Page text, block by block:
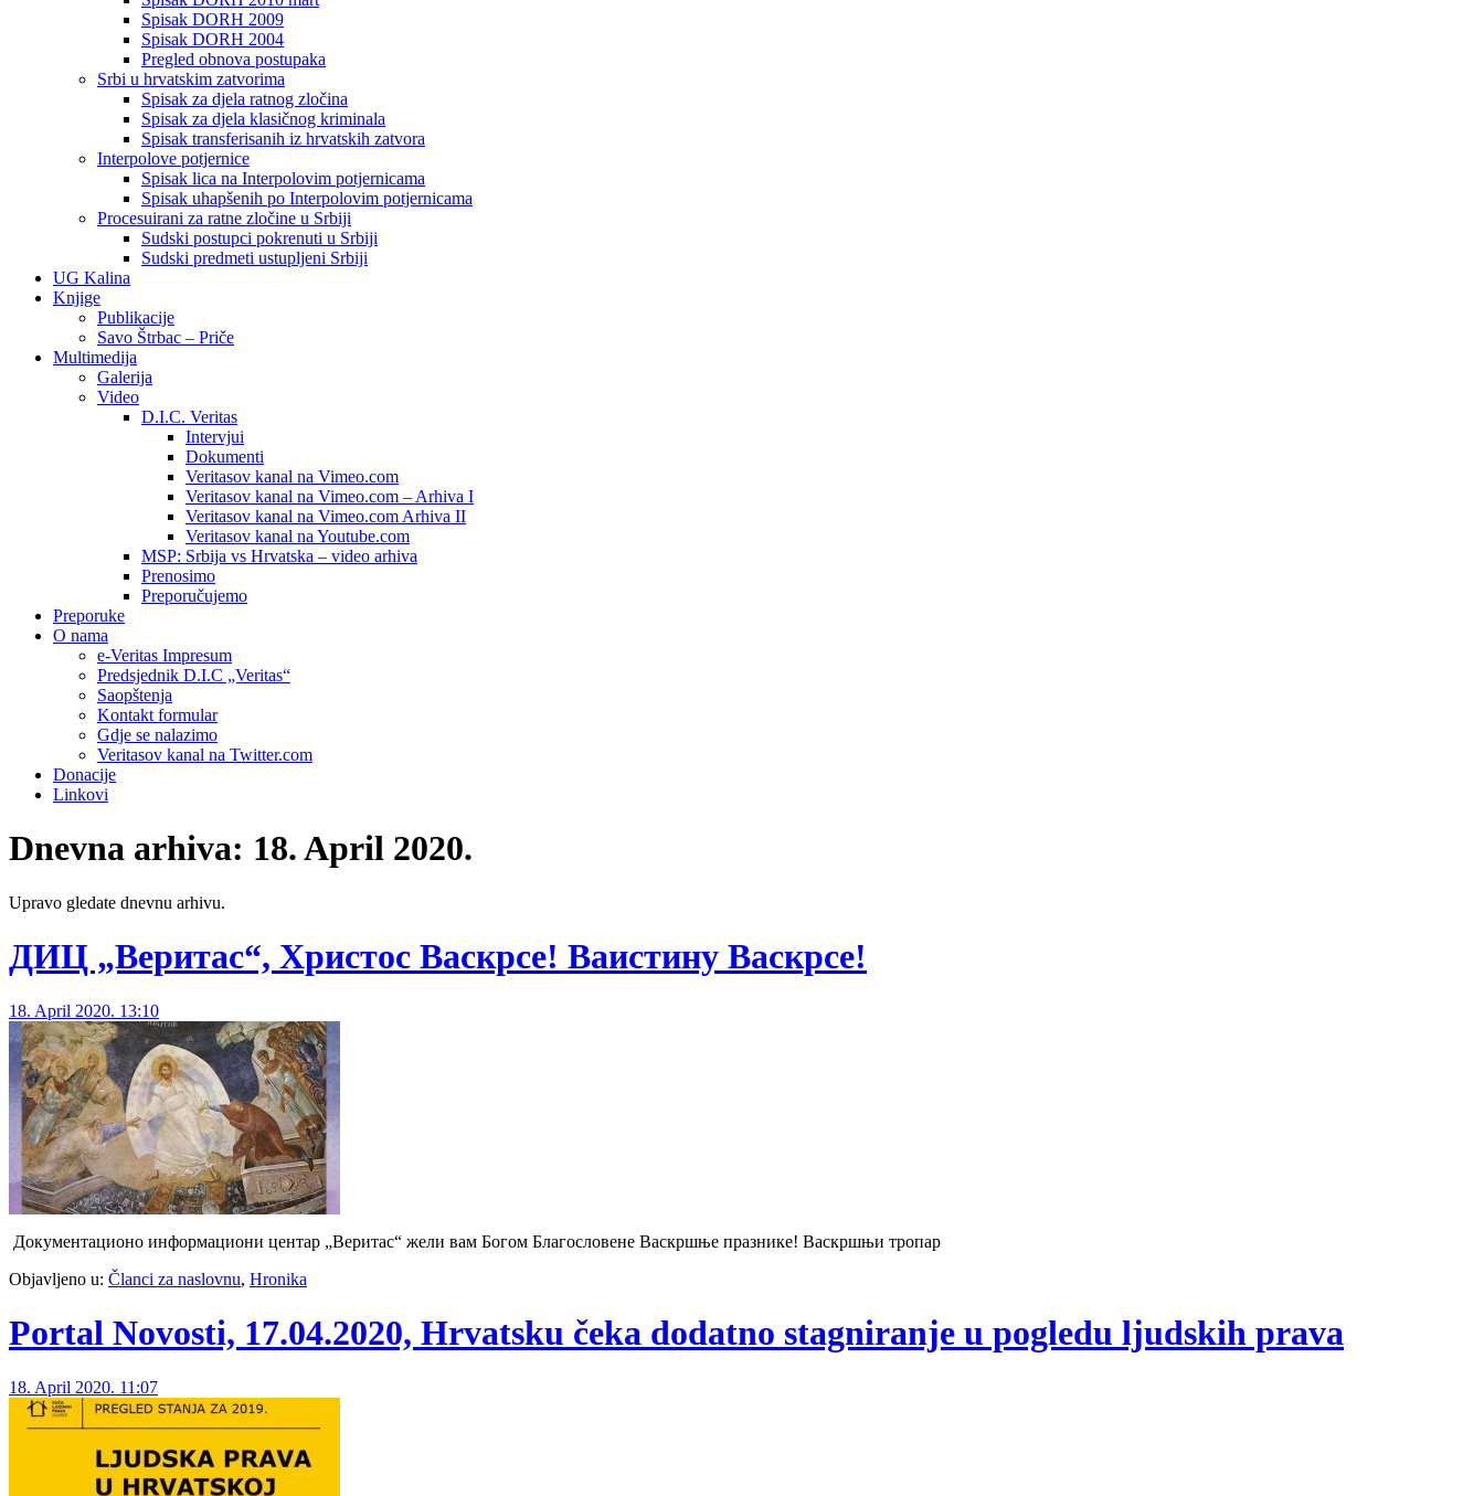
Spisak DORH 2009
Spisak DORH 2004
Pregled obnova postupaka
Srbi u hrvatskim zatvorima
Spisak za djela ratnog zločina
Spisak za djela klasičnog kriminala
Spisak transferisanih iz hrvatskih zatvora
Interpolove potjernice
Spisak lica na Interpolovim potjernicama
Spisak uhapšenih po Interpolovim potjernicama
Procesuirani za ratne zločine u Srbiji
Sudski postupci pokrenuti u Srbiji
Sudski predmeti ustupljeni Srbiji
UG Kalina
Knjige
Publikacije
Savo Štrbac – Priče
Multimedija
Galerija
Video
D.I.C. Veritas
Intervjui
Dokumenti
Veritasov kanal na Vimeo.com
Veritasov kanal na Vimeo.com – Arhiva I
Veritasov kanal na Vimeo.com Arhiva II
Veritasov kanal na Youtube.com
MSP: Srbija vs Hrvatska – video arhiva
Prenosimo
Preporučujemo
Preporuke
O nama
e-Veritas Impresum
Predsjednik D.I.C „Veritas“
Saopštenja
Kontakt formular
Gdje se nalazimo
Veritasov kanal na Twitter.com
Donacije
Linkovi
Dnevna arhiva: 18. April 2020.
Upravo gledate dnevnu arhivu.
ДИЦ „Веритас“, Христос Васкрсе! Ваистину Васкрсе!
18. April 2020. 13:10
Документационо информациони центар „Веритас“ жели вам Богом Благословене Васкршње празнике! Васкршњи тропар
Objavljeno u: Članci za naslovnu, Hronika
Portal Novosti, 17.04.2020, Hrvatsku čeka dodatno stagniranje u pogledu ljudskih prava
18. April 2020. 11:07